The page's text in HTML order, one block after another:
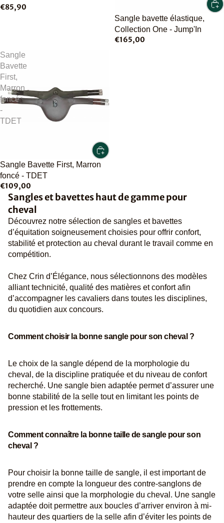
€85,90
Sangle bavette élastique,
Collection One - Jump'In
€165,00
Sangle
Bavette
First,
Marron
foncé
-
TDET
Sangle Bavette First, Marron
foncé - TDET
€109,00
Sangles et bavettes haut de gamme pour
cheval
Découvrez notre sélection de sangles et bavettes
d’équitation soigneusement choisies pour offrir confort,
stabilité et protection au cheval durant le travail comme en
compétition.
Chez Crin d’Élégance, nous sélectionnons des modèles
alliant technicité, qualité des matières et confort afin
d’accompagner les cavaliers dans toutes les disciplines,
du quotidien aux concours.
Comment choisir la bonne sangle pour son cheval ?
Le choix de la sangle dépend de la morphologie du
cheval, de la discipline pratiquée et du niveau de confort
recherché. Une sangle bien adaptée permet d’assurer une
bonne stabilité de la selle tout en limitant les points de
pression et les frottements.
Comment connaître la bonne taille de sangle pour son
cheval ?
Pour choisir la bonne taille de sangle, il est important de
prendre en compte la longueur des contre-sanglons de
votre selle ainsi que la morphologie du cheval. Une sangle
adaptée doit permettre aux boucles d’arriver environ à mi-
hauteur des quartiers de la selle afin d’éviter les points de